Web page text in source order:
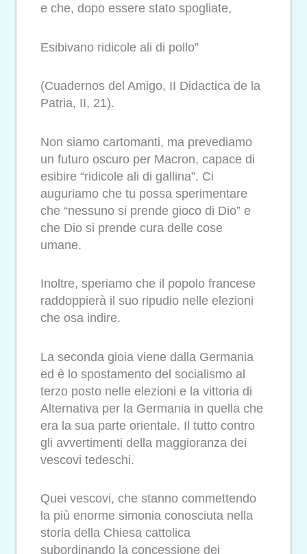
e che, dopo essere stato spogliate,
Esibivano ridicole ali di pollo”
(Cuadernos del Amigo, II Didactica de la
Patria, II, 21).
Non siamo cartomanti, ma prevediamo
un futuro oscuro per Macron, capace di
esibire “ridicole ali di gallina”. Ci
auguriamo che tu possa sperimentare
che “nessuno si prende gioco di Dio” e
che Dio si prende cura delle cose
umane.
Inoltre, speriamo che il popolo francese
raddoppierà il suo ripudio nelle elezioni
che osa indire.
La seconda gioia viene dalla Germania
ed è lo spostamento del socialismo al
terzo posto nelle elezioni e la vittoria di
Alternativa per la Germania in quella che
era la sua parte orientale. Il tutto contro
gli avvertimenti della maggioranza dei
vescovi tedeschi.
Quei vescovi, che stanno commettendo
la più enorme simonia conosciuta nella
storia della Chiesa cattolica
subordinando la concessione dei